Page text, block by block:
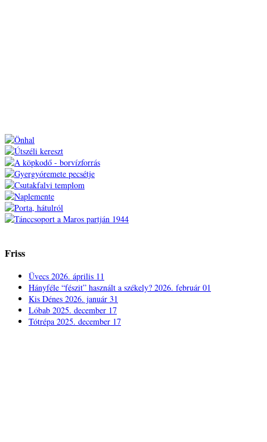
Friss
Üvecs 2026. április 11
Hányféle “fészit” használt a székely? 2026. február 01
Kis Dénes 2026. január 31
Lóbab 2025. december 17
Tótrépa 2025. december 17